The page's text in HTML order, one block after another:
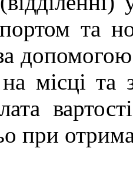
та
місці та
при